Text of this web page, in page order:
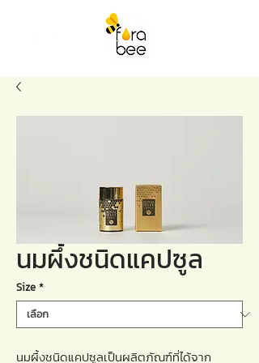
นมผึ้งชนิดแคปซูล
Size *
นมผึ้งชนิดแคปซูลเป็นผลิตภัณฑ์ที่ได้จาก